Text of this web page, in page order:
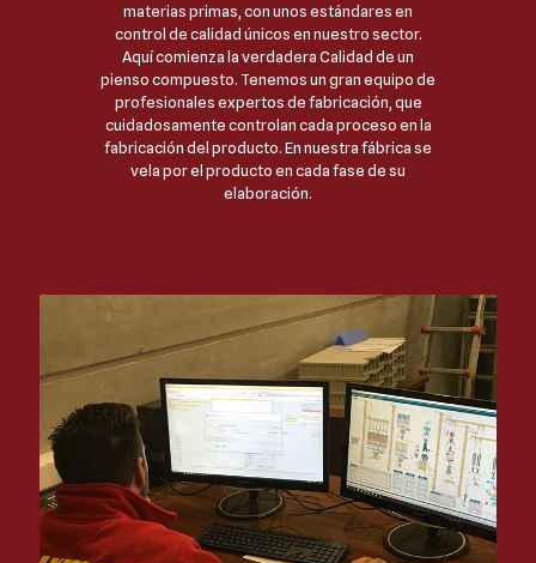
materias primas, con unos estándares en
control de calidad únicos en nuestro sector.
Aquí comienza la verdadera Calidad de un
pienso compuesto. Tenemos un gran equipo de
profesionales expertos de fabricación, que
cuidadosamente controlan cada proceso en la
fabricación del producto. En nuestra fábrica se
vela por el producto en cada fase de su
elaboración.